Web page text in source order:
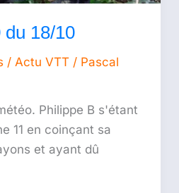
du 18/10
/ Actu VTT/ Pascal
Philippe B s'étant
11 en coinçant sa
et ayant dû